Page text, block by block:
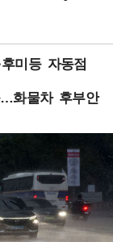
미등 자동점
화물차 후부안